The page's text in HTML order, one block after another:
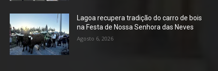
Lagoa recupera tradição do carro de bois
na Festa de Nossa Senhora das Neves
Agosto 6, 2026